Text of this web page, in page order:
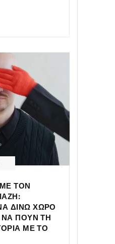
ΤΟΝ
ΔΙΝΩ ΧΩΡΟ
ΝΑ ΠΟΥΝ ΤΗ
ΜΕ ΤΟ